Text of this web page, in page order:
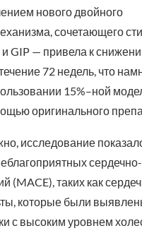
нового двойного
сочетающего
GIP — привела к
72 недель, что
15%–ной
оригинального
исследование
сердечно-
(MACE), таких как
которые были
с высоким уровнем